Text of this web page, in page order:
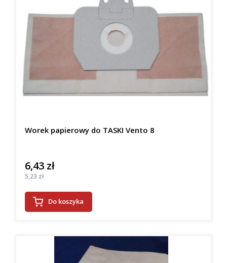
Worek papierowy do TASKI Vento 8
Cena
6,43 zł
Cena
5,23 zł
Do koszyka